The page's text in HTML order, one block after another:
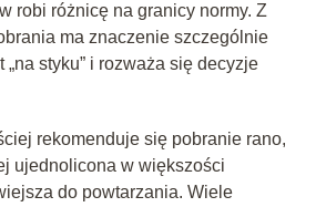
robi różnicę na granicy normy. Z
ma znaczenie szczególnie
styku” i rozważa się decyzje
rekomenduje się pobranie rano,
ujednolicona w większości
do powtarzania. Wiele